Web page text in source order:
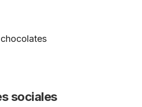
sociales